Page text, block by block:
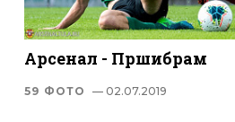
Арсенал - Пршибрам
59 ФОТО — 02.07.2019